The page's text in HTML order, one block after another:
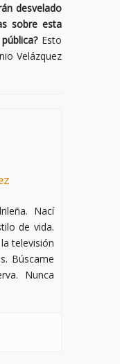
desvelado
sobre esta
Esto
Velázquez
Nací
de vida.
televisión
Búscame
Nunca